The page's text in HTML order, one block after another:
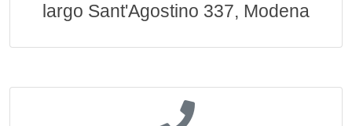
largo Sant'Agostino 337, Modena